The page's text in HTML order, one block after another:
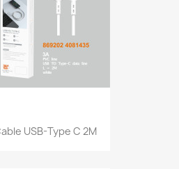
USB-Type C 2M